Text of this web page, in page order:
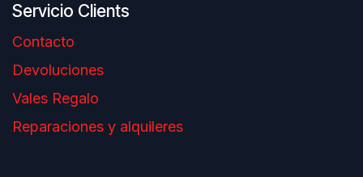
Servicio Clients
Contacto
Devoluciones
Vales Regalo
Reparaciones y alquileres